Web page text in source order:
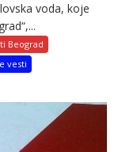
voda, koje
Beograd
vesti